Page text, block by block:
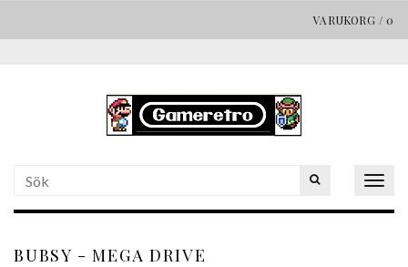
VARUKORG / 0
BUBSY - MEGA DRIVE